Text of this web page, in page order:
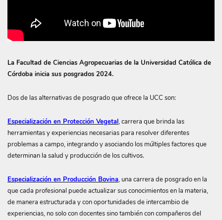
La Facultad de Ciencias Agropecuarias de la Universidad Católica de
Córdoba inicia sus posgrados 2024.
Dos de las alternativas de posgrado que ofrece la UCC son:
Especialización en Protección Vegetal, carrera que brinda las
herramientas y experiencias necesarias para resolver diferentes
problemas a campo, integrando y asociando los múltiples factores que
determinan la salud y producción de los cultivos.
Especialización en Producción Bovina, una carrera de posgrado en la
que cada profesional puede actualizar sus conocimientos en la materia,
de manera estructurada y con oportunidades de intercambio de
experiencias, no solo con docentes sino también con compañeros del